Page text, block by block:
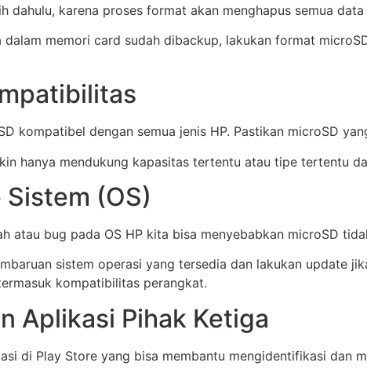
dahulu, karena proses format akan menghapus semua
dalam memori card sudah dibackup, lakukan format
kompatibel dengan semua jenis HP. Pastikan microSD
hanya mendukung kapasitas tertentu atau tipe tertentu
(OS)
atau bug pada OS HP kita bisa menyebabkan microSD
sistem operasi yang tersedia dan lakukan update
kompatibilitas perangkat.
Aplikasi Pihak Ketiga
di Play Store yang bisa membantu mengidentifikasi dan